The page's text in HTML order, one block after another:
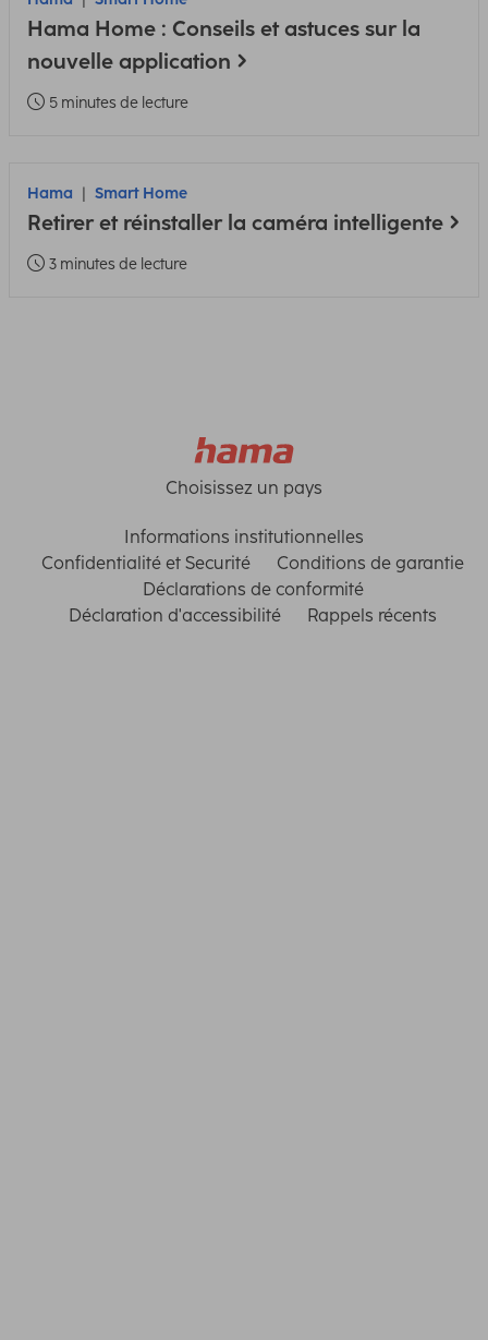
Hama Home : Conseils et astuces sur la
nouvelle application
5 minutes de lecture
Hama Smart Home
Retirer et réinstaller la caméra intelligente
3 minutes de lecture
Choisissez un pays
Informations institutionnelles
Confidentialité et Securité
Conditions de garantie
Déclarations de conformité
Déclaration d'accessibilité
Rappels récents